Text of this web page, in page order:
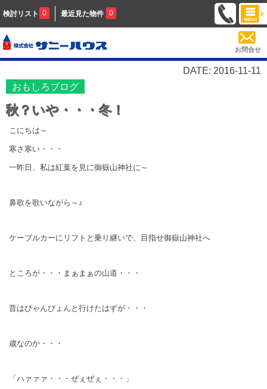
検討リスト 0 最近見た物件 0
お問合せ
DATE: 2016-11-11
おもしろブログ
秋？いや・・・冬！
こにちは～
寒さ寒い・・・
一昨日、私は紅葉を見に御嶽山神社に～
鼻歌を歌いながら～♪
ケーブルカーにリフトと乗り継いで、目指せ御嶽山神社へ
ところが・・・まぁまぁの山道・・・
昔はぴゃんぴょんと行けたはずが・・・
歳なのか・・・
「ハァァァ・・・ぜぇぜぇ・・・」